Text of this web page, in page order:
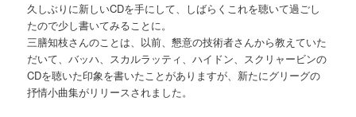
久しぶりに新しいCDを手にして、しばらくこれを聴いて過ごし
たので少し書いてみることに。
三膳知枝さんのことは、以前、懇意の技術者さんから教えていた
だいて、バッハ、スカルラッティ、ハイドン、スクリャービンの
CDを聴いた印象を書いたことがありますが、新たにグリーグの
抒情小曲集がリリースされました。